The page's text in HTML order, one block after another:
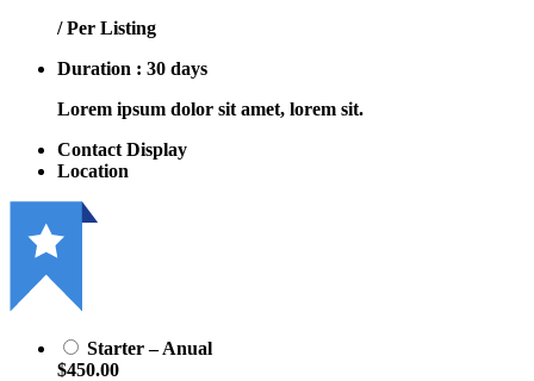
/ Per Listing
Duration : 30 days
Lorem ipsum dolor sit amet, lorem sit.
Contact Display
Location
Starter – Anual
$450.00